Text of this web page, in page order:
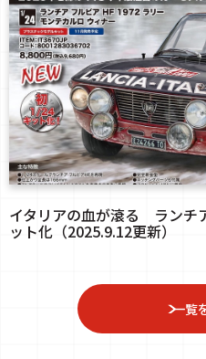
イタリアの血が滾る ランチ
ット化（2025.9.12更新）
一覧